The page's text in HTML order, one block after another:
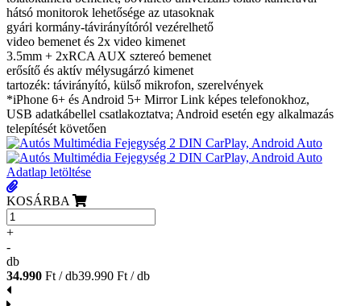
hátsó monitorok lehetősége az utasoknak
gyári kormány-távirányítóról vezérelhető
video bemenet és 2x video kimenet
3.5mm + 2xRCA AUX sztereó bemenet
erősítő és aktív mélysugárzó kimenet
tartozék: távirányító, külső mikrofon, szerelvények
*iPhone 6+ és Android 5+ Mirror Link képes telefonokhoz,
USB adatkábellel csatlakoztatva; Android esetén egy alkalmazás
telepítését követően
Adatlap letöltése
KOSÁRBA
+
-
db
34.990 Ft / db39.990 Ft / db